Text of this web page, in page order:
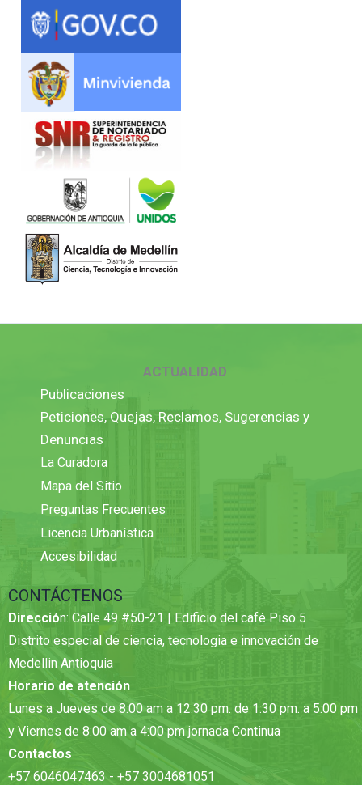
ACTUALIDAD
Publicaciones
Peticiones, Quejas, Reclamos, Sugerencias y
Denuncias
La Curadora
Mapa del Sitio
Preguntas Frecuentes
Licencia Urbanística
Accesibilidad
CONTÁCTENOS
Dirección: Calle 49 #50-21 | Edificio del café Piso 5
Distrito especial de ciencia, tecnologia e innovación de
Medellin Antioquia
Horario de atención
Lunes a Jueves de 8:00 am a 12.30 pm. de 1:30 pm. a 5:00 pm
y Viernes de 8:00 am a 4:00 pm jornada Continua
Contactos
+57 6046047463 - +57 3004681051